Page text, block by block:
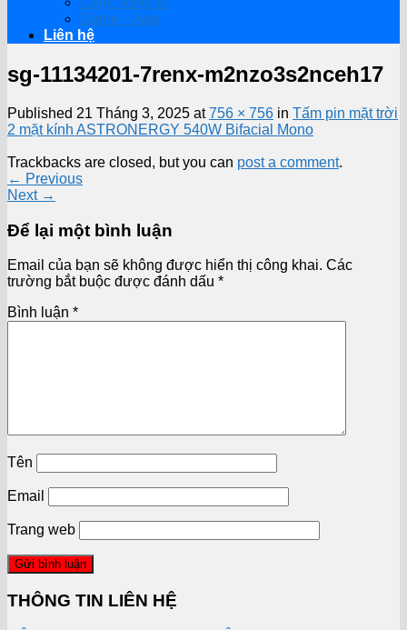
Game – App
Liên hệ
sg-11134201-7renx-m2nzo3s2nceh17
Published 21 Tháng 3, 2025 at756 × 756 in Tấm pin mặt trời
2 mặt kính ASTRONERGY 540W Bifacial Mono
Trackbacks are closed, but you can post a comment.
← Previous
Next →
Để lại một bình luận
Email của bạn sẽ không được hiển thị công khai. Các
trường bắt buộc được đánh dấu *
Bình luận *
Tên
Email
Trang web
THÔNG TIN LIÊN HỆ